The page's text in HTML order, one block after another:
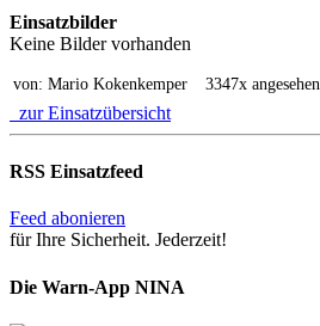
Einsatzbilder
Keine Bilder vorhanden
von: Mario Kokenkemper 3347x angesehen
zur Einsatzübersicht
RSS Einsatzfeed
Feed abonieren
für Ihre Sicherheit. Jederzeit!
Die Warn-App NINA